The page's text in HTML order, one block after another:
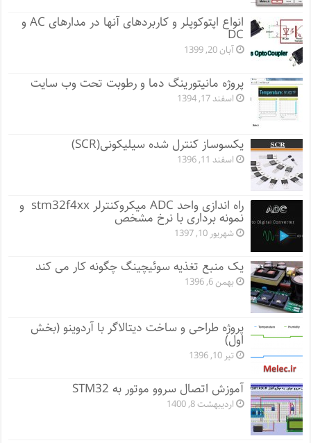
انواع اپتوکوپلر و کاربردهای آنها در مدارهای AC و
DC
آبان 20, 1399
پروژه مانيتورينگ دما و رطوبت تحت وب سایت
اسفند 17, 1394
یکسوساز کنترل شده سیلیکونی(SCR)
اسفند 11, 1396
راه اندازی واحد ADC میکروکنترلر stm32f4xx و
نمونه برداری با نرخ مشخص
شهریور 10, 1397
یک منبع تغذیه سوئیچینگ چگونه کار می کند
بهمن 6, 1396
پروژه طراحی و ساخت دیتالاگر با آردوینو (بخش
اول)
تیر 10, 1396
آموزش اتصال سروو موتور به STM32
اردیبهشت 8, 1400